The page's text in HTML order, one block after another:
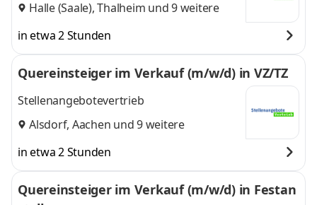
Halle (Saale),Thalheim und 9 weitere
in etwa 2 Stunden
Quereinsteiger im Verkauf (m/w/d) in VZ/TZ
Stellenangebotevertrieb
Alsdorf, Aachen und 9 weitere
in etwa 2 Stunden
Quereinsteiger im Verkauf (m/w/d) in Festan